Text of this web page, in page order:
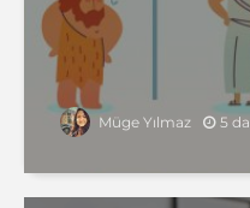
Müge Yılmaz 5